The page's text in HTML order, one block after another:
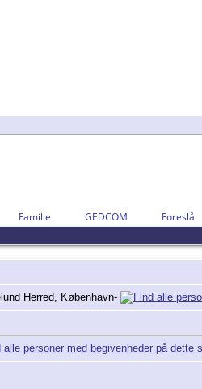
Familie GEDCOM Foreslå
Herred, København-